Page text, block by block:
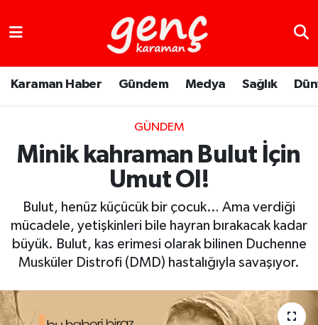
Karaman Haber Gündem Medya Sağlık
GÜNDEM
Minik kahraman Bulut İçin
Umut Ol!
Bulut, henüz küçücük bir çocuk… Ama verdiği
mücadele, yetişkinleri bile hayran bırakacak kadar
büyük. Bulut, kas erimesi olarak bilinen Duchenne
Musküler Distrofi (DMD) hastalığıyla savaşıyor.